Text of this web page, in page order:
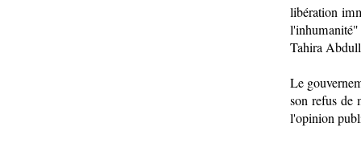
libération
l'inhumanité"
Tahira
Le
son refus de
l'opinion